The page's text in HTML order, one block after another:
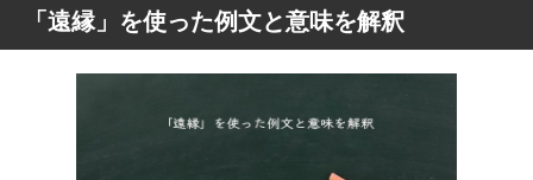
「遠縁」を使った例文と意味を解釈